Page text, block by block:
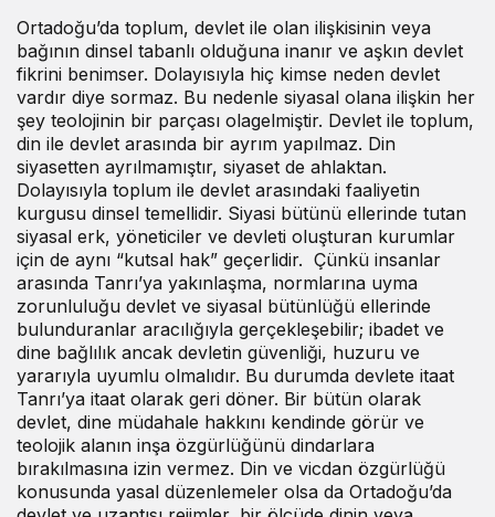
Ortadoğu’da toplum, devlet ile olan ilişkisinin veya
bağının dinsel tabanlı olduğuna inanır ve aşkın devlet
fikrini benimser. Dolayısıyla hiç kimse neden devlet
vardır diye sormaz. Bu nedenle siyasal olana ilişkin her
şey teolojinin bir parçası olagelmiştir. Devlet ile toplum,
din ile devlet arasında bir ayrım yapılmaz. Din
siyasetten ayrılmamıştır, siyaset de ahlaktan.
Dolayısıyla toplum ile devlet arasındaki faaliyetin
kurgusu dinsel temellidir. Siyasi bütünü ellerinde tutan
siyasal erk, yöneticiler ve devleti oluşturan kurumlar
için de aynı “kutsal hak” geçerlidir. Çünkü insanlar
arasında Tanrı’ya yakınlaşma, normlarına uyma
zorunluluğu devlet ve siyasal bütünlüğü ellerinde
bulunduranlar aracılığıyla gerçekleşebilir; ibadet ve
dine bağlılık ancak devletin güvenliği, huzuru ve
yararıyla uyumlu olmalıdır. Bu durumda devlete itaat
Tanrı’ya itaat olarak geri döner. Bir bütün olarak
devlet, dine müdahale hakkını kendinde görür ve
teolojik alanın inşa özgürlüğünü dindarlara
bırakılmasına izin vermez. Din ve vicdan özgürlüğü
konusunda yasal düzenlemeler olsa da Ortadoğu’da